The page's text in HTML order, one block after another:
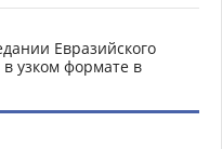
Евразийского
узком формате в